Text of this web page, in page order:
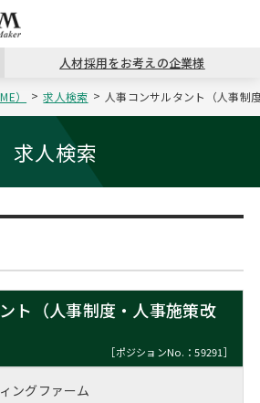
戻る
コンサ
戻る
キャリ
戻る
MBAの
戻る
日本か
戻る
パワー
人材採用をお考えの企業様
） 求人検索 人事コンサルタント（人事制
求人検索
ト（人事制度・人事施策改
［ポジションNo.：59291］
ングファーム